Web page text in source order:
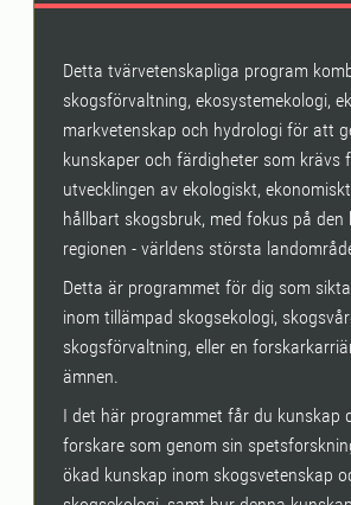
Detta tvärvetenskapliga program
skogsförvaltning, ekosystemekologi,
markvetenskap och hydrologi för att
kunskaper och färdigheter som krävs
utvecklingen av ekologiskt,
hållbart skogsbruk, med fokus på den
regionen - världens största
Detta är programmet för dig som
inom tillämpad skogsekologi,
skogsförvaltning, eller en
ämnen.
I det här programmet får du kunskap
forskare som genom sin
ökad kunskap inom skogsvetenskap